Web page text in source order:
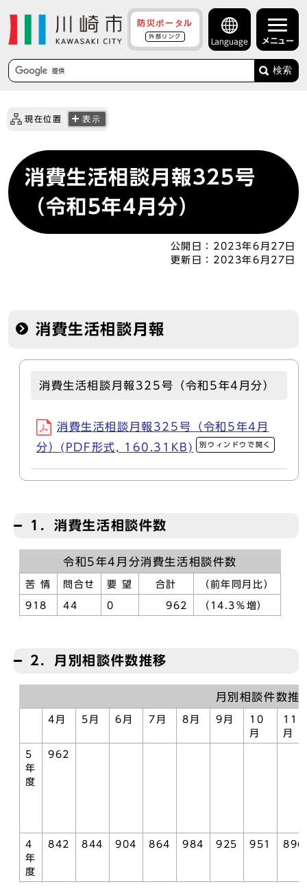
防災ポータル
外部リンク
Language メニュー
検索
現在位置 表示
消費生活相談月報325号
（令和5年4月分）
公開日： 2023年6月27日
更新日： 2023年6月27日
消費生活相談月報
消費生活相談月報325号（令和5年4月分）
消費生活相談月報325号（令和5年4月
分）(PDF形式, 160.31KB)
別ウィンドウで開く
1．消費生活相談件数
令和5年4月分消費生活相談件数
苦 情 問合せ 要 望 合計 （前年同月比）
918 44 0 962 （14.3％増）
2．月別相談件数推移
月別相談件数推
4月 5月 6月 7月 8月 9月
10
月
11
月
5
年
度
962
4
年
度
842 844 904 864 984 925 951 896